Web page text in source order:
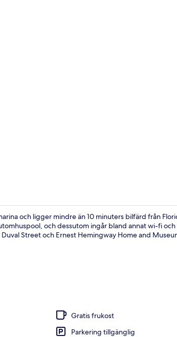
och ligger mindre än 10 minuters bilfärd från
och dessutom ingår bland annat wi-fi
Street och Ernest Hemingway Home and
Gratis frukost
Parkering tillgänglig